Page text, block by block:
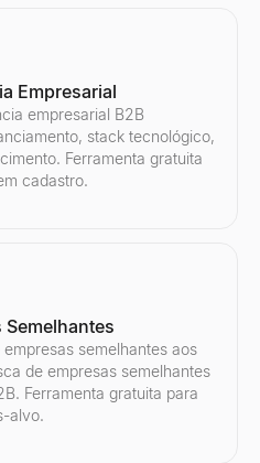
IA
— obtenha 3 respostas
— obtenha uma sequência de
Empresarial
empresarial B2B
stack tecnológico,
Ferramenta gratuita
cadastro.
semelhantes aos
de empresas semelhantes
Ferramenta gratuita para
alvo.